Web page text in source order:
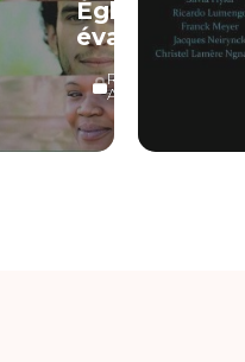
Églises
évangéliques
RÉSERVÉ
ABONNÉS